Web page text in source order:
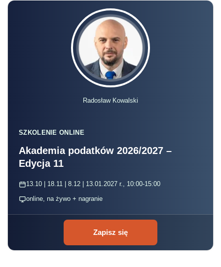
Radosław Kowalski
SZKOLENIE ONLINE
Akademia podatków 2026/2027 –
Edycja 11
13.10 | 18.11 | 8.12 | 13.01.2027 r., 10:00-15:00
online, na żywo + nagranie
Zapisz się